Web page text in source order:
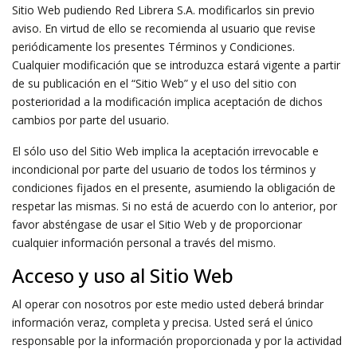
Sitio Web pudiendo Red Librera S.A. modificarlos sin previo
aviso. En virtud de ello se recomienda al usuario que revise
periódicamente los presentes Términos y Condiciones.
Cualquier modificación que se introduzca estará vigente a partir
de su publicación en el “Sitio Web” y el uso del sitio con
posterioridad a la modificación implica aceptación de dichos
cambios por parte del usuario.
El sólo uso del Sitio Web implica la aceptación irrevocable e
incondicional por parte del usuario de todos los términos y
condiciones fijados en el presente, asumiendo la obligación de
respetar las mismas. Si no está de acuerdo con lo anterior, por
favor absténgase de usar el Sitio Web y de proporcionar
cualquier información personal a través del mismo.
Acceso y uso al Sitio Web
Al operar con nosotros por este medio usted deberá brindar
información veraz, completa y precisa. Usted será el único
responsable por la información proporcionada y por la actividad